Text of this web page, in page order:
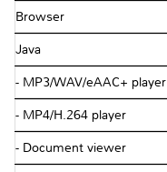
Browser
Java
- MP3/WAV/eAAC+ player
- MP4/H.264 player
- Document viewer